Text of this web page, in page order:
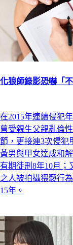
狼師錄影恐嚇「
2015年連續侵犯
受親生父親亂倫
，更接連3次侵犯
男與甲女達成和
期徒刑8年10月；
人被拍攝猥褻行